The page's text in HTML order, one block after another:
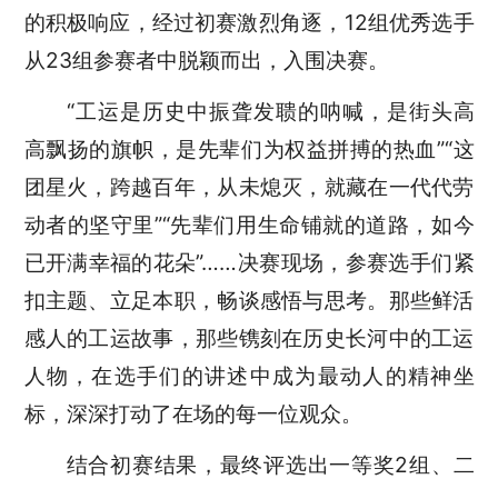
的积极响应，经过初赛激烈角逐， 12组优秀选手
从23组参赛者中脱颖而出，入围决赛。
“工运是历史中振聋发聩的呐喊，是街头高
高飘扬的旗帜，是先辈们为权益拼搏的热血”“这
团星火，跨越百年，从未熄灭，就藏在一代代劳
动者的坚守里”“先辈们用生命铺就的道路，如今
已开满幸福的花朵”……决赛现场，参赛选手们紧
扣主题、立足本职，畅谈感悟与思考。那些鲜活
感人的工运故事，那些镌刻在历史长河中的工运
人物，在选手们的讲述中成为最动人的精神坐
标，深深打动了在场的每一位观众。
结合初赛结果，最终评选出一等奖2组、二